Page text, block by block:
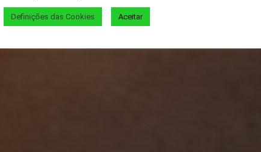
Definições das Cookies Aceitar